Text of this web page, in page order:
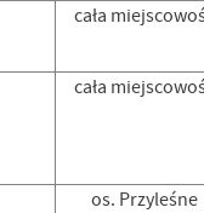
cała
cała
os. Przyleśne